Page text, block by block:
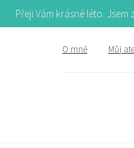
Přeji Vám krásné léto.
O mně Můj